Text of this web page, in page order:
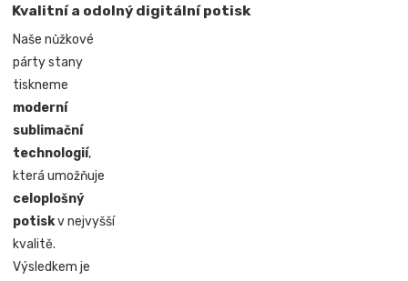
Kvalitní a odolný digitální potisk
Naše nůžkové
párty stany
tiskneme
moderní
sublimační
technologií,
která umožňuje
celoplošný
potiskv nejvyšší
kvalitě.
Výsledkem je